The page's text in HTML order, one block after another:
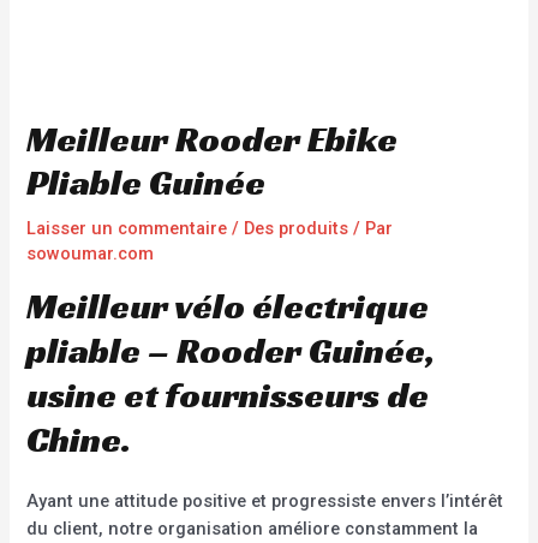
Meilleur Rooder Ebike
Pliable Guinée
Laisser un commentaire / Des produits / Par
sowoumar.com
Meilleur vélo électrique
pliable – Rooder Guinée,
usine et fournisseurs de
Chine.
Ayant une attitude positive et progressiste envers l’intérêt
du client, notre organisation améliore constamment la